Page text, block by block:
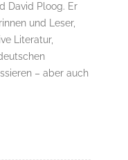
David Ploog. Er
und Leser,
Literatur,
– aber auch